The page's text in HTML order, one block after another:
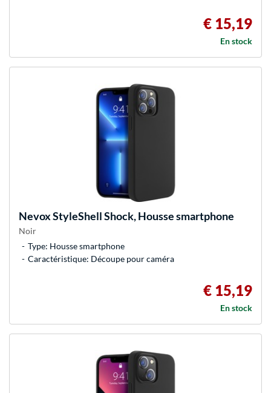
€ 15,19
En stock
NevoxStyleShell Shock, Housse smartphone
Noir
Type: Housse smartphone
Caractéristique: Découpe pour caméra
€ 15,19
En stock